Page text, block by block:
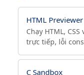
HTML Previewer
Chạy HTML,
trực tiếp, lỗi
C Sandbox